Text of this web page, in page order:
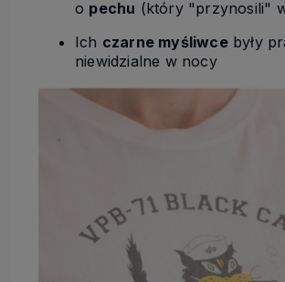
o pechu (który "przynosili"
Ich czarne myśliwcebyły
niewidzialne w nocy